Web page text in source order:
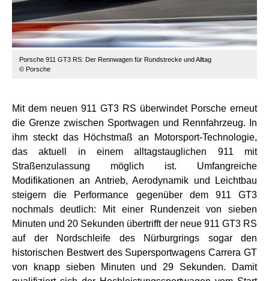
Porsche 911 GT3 RS: Der Rennwagen für Rundstrecke und Alltag
© Porsche
Mit dem neuen 911 GT3 RS überwindet Porsche erneut
die Grenze zwischen Sportwagen und Rennfahrzeug. In
ihm steckt das Höchstmaß an Motorsport-Technologie,
das aktuell in einem alltagstauglichen 911 mit
Straßenzulassung möglich ist. Umfangreiche
Modifikationen an Antrieb, Aerodynamik und Leichtbau
steigern die Performance gegenüber dem 911 GT3
nochmals deutlich: Mit einer Rundenzeit von sieben
Minuten und 20 Sekunden übertrifft der neue 911 GT3 RS
auf der Nordschleife des Nürburgrings sogar den
historischen Bestwert des Supersportwagens Carrera GT
von knapp sieben Minuten und 29 Sekunden. Damit